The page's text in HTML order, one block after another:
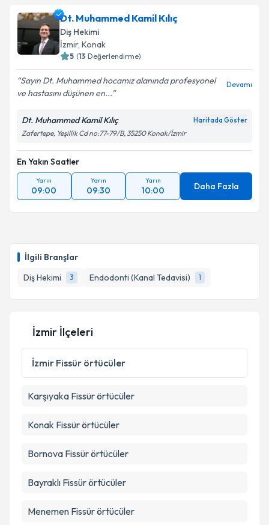
İlgili Branşlar
Diş Hekimi
3 Endodonti (Kanal Tedavisi) 1
Dt. Muhammed Kamil Kılıç
Diş Hekimi
İzmir, Konak
5 (13 Değerlendirme)
Sayın Dt. Muhammed hocamız alanında profesyonel
ve hastasını düşünen en...
Devamı
Dt. Muhammed Kamil Kılıç Haritada Göster
Zafertepe, Yeşillik Cd no:77-79/B, 35250 Konak/İzmir
En Yakın Saatler
Yarın
09:00
Yarın
09:30
Yarın
10:00 Daha Fazla
İzmir İlçeleri
İzmir Fissür örtücüler
Karşıyaka Fissür örtücüler
Konak Fissür örtücüler
Bornova Fissür örtücüler
Bayraklı Fissür örtücüler
Menemen Fissür örtücüler